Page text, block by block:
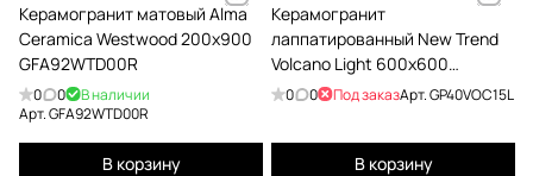
Керамогранит матовый Alma
Ceramica Westwood 200x900
GFA92WTD00R
0 0
В наличии
Арт.GFA92WTD00R
В корзину
Керамогранит
лаппатированный New Trend
Volcano Light 600x600
GP40VOC15L
0 0 Под заказАрт.GP40VOC15L
В корзину